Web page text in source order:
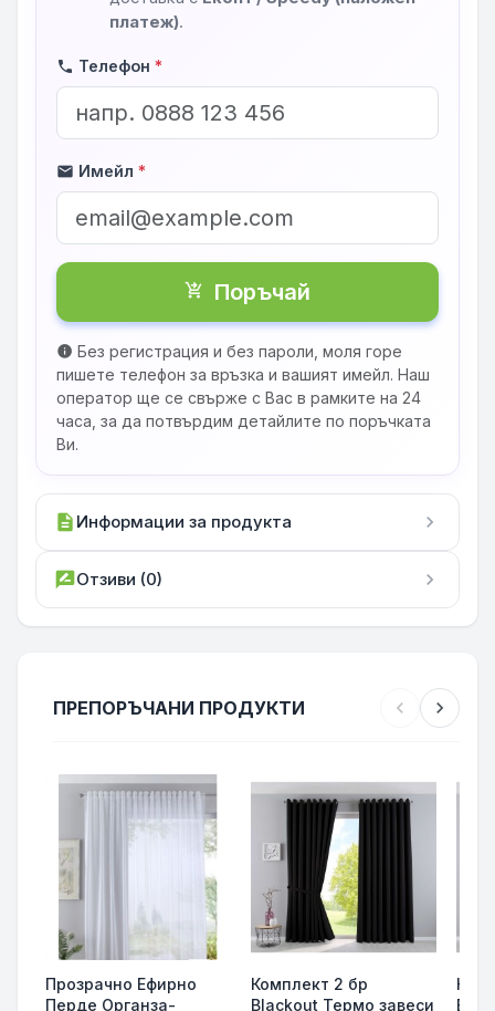
платеж).
phone Телефон *
mail Имейл *
shopping_cart_checkout Поръчай
info Без регистрация и без пароли, моля горе
пишете телефон за връзка и вашият имейл. Наш
оператор ще се свърже с Вас в рамките на 24
часа, за да потвърдим детайлите по поръчката
Ви.
description Информации за продукта chevron_right
rate_reviewОтзиви (0) chevron_right
ПРЕПОРЪЧАНИ ПРОДУКТИ chevron_left chevron_right
Прозрачно Ефирно
Перде Органза-
Комплект 2 бр
Blackout Термо завеси